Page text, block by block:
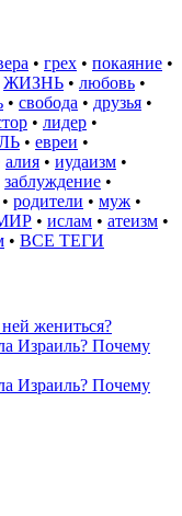
• грех • покаяние •
ЖИЗНЬ • любовь •
• свобода • друзья •
• лидер •
• евреи •
алия • иудаизм •
заблуждение •
• родители • муж •
• ислам • атеизм •
• ВСЕ ТЕГИ
жениться?
Израиль? Почему
Израиль? Почему